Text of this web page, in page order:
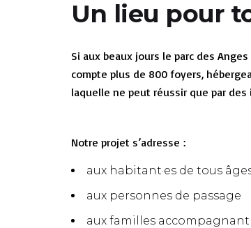
Un lieu pour
Si aux beaux jours le parc des
compte plus de 800 foyers,
laquelle ne peut réussir que par
Notre projet s’adresse :
aux habitant·es de tous
aux personnes de passage
aux familles